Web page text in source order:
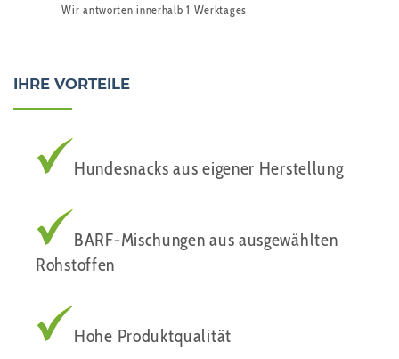
Wir antworten innerhalb 1 Werktages
IHRE VORTEILE
Hundesnacks aus eigener Herstellung
BARF-Mischungen aus ausgewählten
Rohstoffen
Hohe Produktqualität